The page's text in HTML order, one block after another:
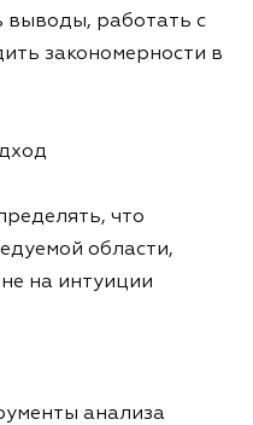
выводы, работать с
закономерности в
что
области,
на интуиции
анализа